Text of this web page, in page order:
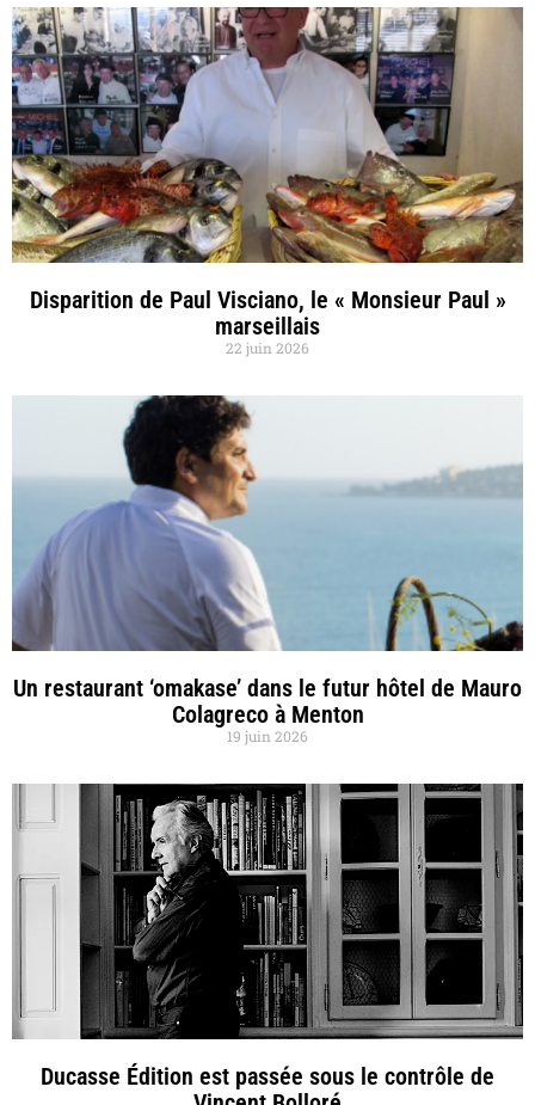
Disparition de Paul Visciano, le « Monsieur Paul »
marseillais
22 juin 2026
Un restaurant ‘omakase’ dans le futur hôtel de Mauro
Colagreco à Menton
19 juin 2026
Ducasse Édition est passée sous le contrôle de